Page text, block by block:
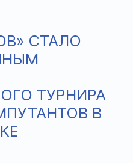
СТАЛО
ТУРНИРА
В